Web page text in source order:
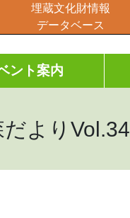
埋蔵文化財情報
データベース
ント案内
よりVol.34